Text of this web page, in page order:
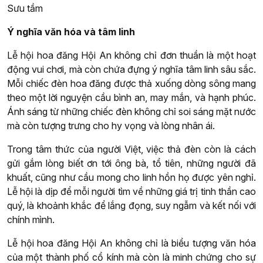
Sưu tầm
Ý nghĩa văn hóa và tâm linh
Lễ hội hoa đăng Hội An không chỉ đơn thuần là một hoạt
động vui chơi, mà còn chứa đựng ý nghĩa tâm linh sâu sắc.
Mỗi chiếc đèn hoa đăng được thả xuống dòng sông mang
theo một lời nguyện cầu bình an, may mắn, và hạnh phúc.
Ánh sáng từ những chiếc đèn không chỉ soi sáng mặt nước
mà còn tượng trưng cho hy vọng và lòng nhân ái.
Trong tâm thức của người Việt, việc thả đèn còn là cách
gửi gắm lòng biết ơn tới ông bà, tổ tiên, những người đã
khuất, cũng như cầu mong cho linh hồn họ được yên nghỉ.
Lễ hội là dịp để mỗi người tìm về những giá trị tinh thần cao
quý, là khoảnh khắc để lắng đọng, suy ngẫm và kết nối với
chính mình.
Lễ hội hoa đăng Hội An không chỉ là biểu tượng văn hóa
của một thành phố cổ kính mà còn là minh chứng cho sự